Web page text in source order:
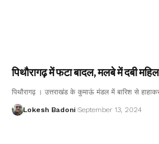
पिथौरागढ़ में फटा बादल, मलबे में दबी
पिथौरागढ़ । उत्तराखंड के कुमाऊं मंडल में बारिश से
Lokesh Badoni September 13, 2024